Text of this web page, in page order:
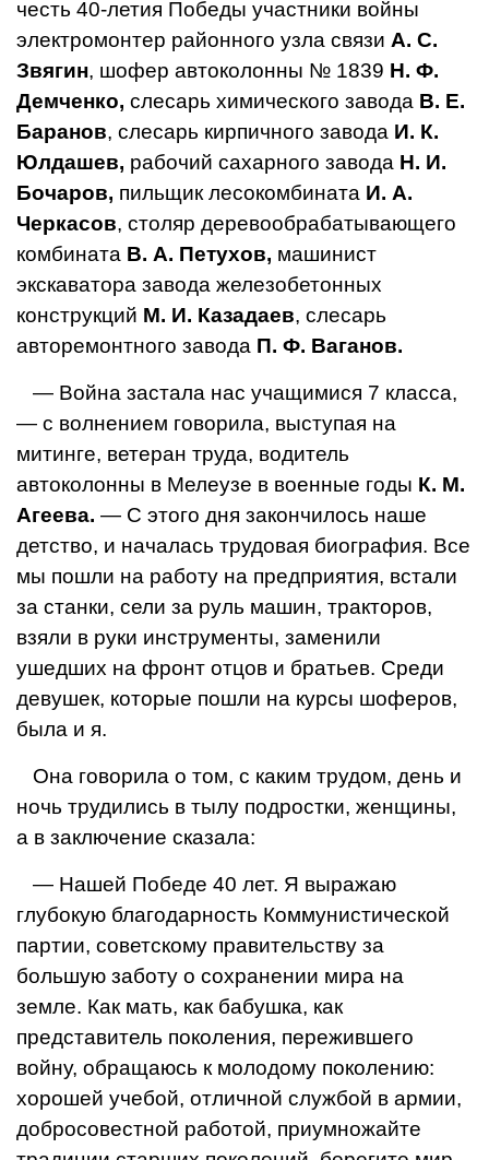
честь 40-летия Победы участники войны
электромонтер районного узла связи А. С.
Звягин, шофер автоколонны № 1839 Н. Ф.
Демченко, слесарь химического завода В. Е.
Баранов, слесарь кирпичного завода И. К.
Юлдашев, рабочий сахарного завода Н. И.
Бочаров, пильщик лесокомбината И. А.
Черкасов, столяр деревообрабатывающего
комбината В. А. Петухов, машинист
экскаватора завода железобетонных
конструкций М. И. Казадаев, слесарь
авторемонтного завода П. Ф. Ваганов.
— Война застала нас учащимися 7 класса,
— с волнением говорила, выступая на
митинге, ветеран труда, водитель
автоколонны в Мелеузе в военные годы К. М.
Агеева. — С этого дня закончилось наше
детство, и началась трудовая биография. Все
мы пошли на работу на предприятия, встали
за станки, сели за руль машин, тракторов,
взяли в руки инструменты, заменили
ушедших на фронт отцов и братьев. Среди
девушек, которые пошли на курсы шоферов,
была и я.
Она говорила о том, с каким трудом, день и
ночь трудились в тылу подростки, женщины,
а в заключение сказала:
— Нашей Победе 40 лет. Я выражаю
глубокую благодарность Коммунистической
партии, советскому правительству за
большую заботу о сохранении мира на
земле. Как мать, как бабушка, как
представитель поколения, пережившего
войну, обращаюсь к молодому поколению:
хорошей учебой, отличной службой в армии,
добросовестной работой, приумножайте